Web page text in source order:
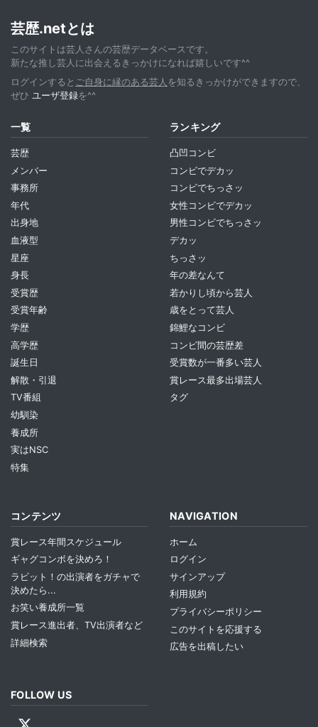
芸歴.netとは
このサイトは芸人さんの芸歴データベースです。
新たな推し芸人に出会えるきっかけになれば嬉しいです^^
ログインすると ご自身に縁のある芸人 を知るきっかけができますので、
ぜひ ユーザ登録を^^
一覧
芸歴
メンバー
事務所
年代
出身地
血液型
星座
身長
受賞歴
受賞年齢
学歴
高学歴
誕生日
解散・引退
TV番組
幼馴染
養成所
実はNSC
特集
ランキング
凸凹コンビ
コンビでデカッ
コンビでちっさッ
女性コンビでデカッ
男性コンビでちっさッ
デカッ
ちっさッ
年の差なんて
若かりし頃から芸人
歳をとって芸人
錦鯉なコンビ
コンビ間の芸歴差
受賞数が一番多い芸人
賞レース最多出場芸人
タグ
コンテンツ
賞レース年間スケジュール
ギャグコンボを決めろ！
ラビット！の出演者をガチャで
決めたら...
お笑い養成所一覧
賞レース進出者、TV出演者など
詳細検索
NAVIGATION
ホーム
ログイン
サインアップ
利用規約
プライバシーポリシー
このサイトを応援する
広告を出稿したい
FOLLOW US